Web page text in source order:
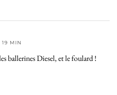
19 MIN
ballerines Diesel, et le foulard !